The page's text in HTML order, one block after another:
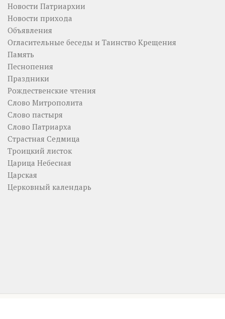
Новости Патриархии
Новости прихода
Объявления
Огласительные беседы и Таинство Крещения
Память
Песнопения
Праздники
Рождественские чтения
Слово Митрополита
Слово пастыря
Слово Патриарха
Страстная Седмица
Троицкий листок
Царица Небесная
Царская
Церковный календарь